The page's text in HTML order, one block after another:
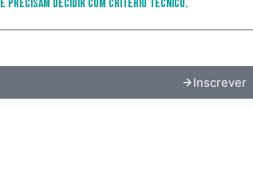
precisam decidir com critério técnico.
Inscrever